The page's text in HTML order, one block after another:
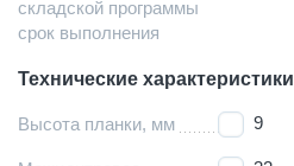
складской программы
срок выполнения
Технические характеристики
Высота планки, мм 9